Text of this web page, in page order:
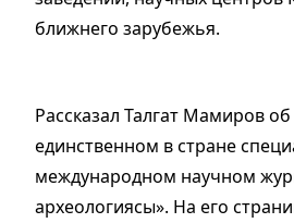
ближнего зарубежья.
Рассказал Талгат Мамиров
единственном в стране
международном научном
археологиясы». На его